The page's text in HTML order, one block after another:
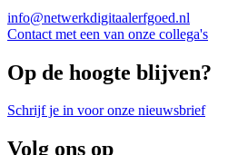
info@netwerkdigitaalerfgoed.nl
Contact met een van onze collega's
Op de hoogte blijven?
Schrijf je in voor onze nieuwsbrief
Volg ons op